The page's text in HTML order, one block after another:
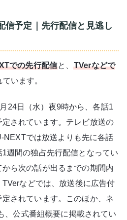
信予定｜先行配信と見逃し
での先行配信と、TVerなどで
います。
24日（水）夜9時から、各話1
されています。テレビ放送の
NEXTでは放送よりも先に各話
週間の独占先行配信となってい
ら次の話が出るまでの期間内
などでは、放送後に広告付
されています。このほか、ネ
、公式番組概要に掲載されてい